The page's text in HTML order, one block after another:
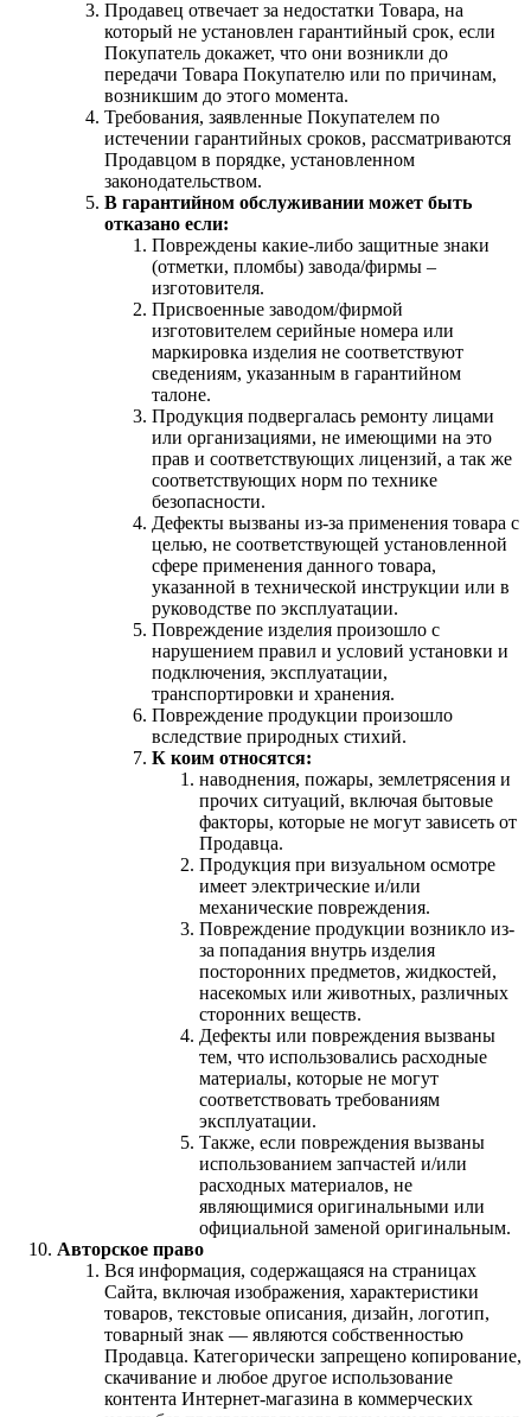
Продавец отвечает за недостатки Товара, на
который не установлен гарантийный срок, если
Покупатель докажет, что они возникли до
передачи Товара Покупателю или по причинам,
возникшим до этого момента.
Требования, заявленные Покупателем по
истечении гарантийных сроков, рассматриваются
Продавцом в порядке, установленном
законодательством.
В гарантийном обслуживании может быть
отказано если:
Повреждены какие-либо защитные знаки
(отметки, пломбы) завода/фирмы –
изготовителя.
Присвоенные заводом/фирмой
изготовителем серийные номера или
маркировка изделия не соответствуют
сведениям, указанным в гарантийном
талоне.
Продукция подвергалась ремонту лицами
или организациями, не имеющими на это
прав и соответствующих лицензий, а так же
соответствующих норм по технике
безопасности.
Дефекты вызваны из-за применения товара с
целью, не соответствующей установленной
сфере применения данного товара,
указанной в технической инструкции или в
руководстве по эксплуатации.
Повреждение изделия произошло с
нарушением правил и условий установки и
подключения, эксплуатации,
транспортировки и хранения.
Повреждение продукции произошло
вследствие природных стихий.
К коим относятся:
наводнения, пожары, землетрясения и
прочих ситуаций, включая бытовые
факторы, которые не могут зависеть от
Продавца.
Продукция при визуальном осмотре
имеет электрические и/или
механические повреждения.
Повреждение продукции возникло из-
за попадания внутрь изделия
посторонних предметов, жидкостей,
насекомых или животных, различных
сторонних веществ.
Дефекты или повреждения вызваны
тем, что использовались расходные
материалы, которые не могут
соответствовать требованиям
эксплуатации.
Также, если повреждения вызваны
использованием запчастей и/или
расходных материалов, не
являющимися оригинальными или
официальной заменой оригинальным.
Авторское право
Вся информация, содержащаяся на страницах
Сайта, включая изображения, характеристики
товаров, текстовые описания, дизайн, логотип,
товарный знак — являются собственностью
Продавца. Категорически запрещено копирование,
скачивание и любое другое использование
контента Интернет-магазина в коммерческих